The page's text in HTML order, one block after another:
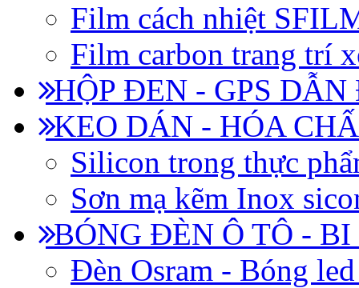
Film cách nhiệt
Film carbon trang trí
HỘP ĐEN - GPS DẪN
KEO DÁN - HÓA
Silicon trong thực
Sơn mạ kẽm Inox
BÓNG ĐÈN Ô TÔ -
Đèn Osram - Bóng